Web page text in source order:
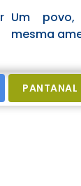
Um
mesma
PANTANAL